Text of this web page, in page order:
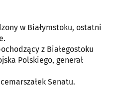
w Białymstoku, ostatni
z Białegostoku
Polskiego, generał
Senatu.